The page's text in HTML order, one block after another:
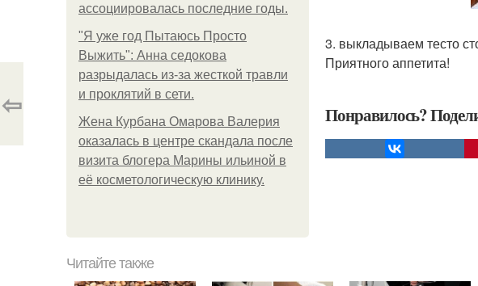
ассоциировалась последние годы.
"Я уже год Пытаюсь Просто
Выжить": Анна седокова
разрыдалась из-за жесткой травли
и проклятий в сети.
Жена Курбана Омарова Валерия
оказалась в центре скандала после
визита блогера Марины ильиной в
её косметологическую клинику.
3. выкладываем тесто
Приятного аппетита!
Понравилось?
⇦
Читайте также